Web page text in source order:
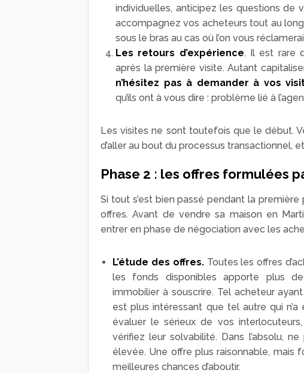
individuelles, anticipez les questions de
accompagnez vos acheteurs tout au
sous le bras au cas où l’on vous
Les retours d’expérience. Il est rare
après la première visite. Autant
n’hésitez pas à demander à vos
qu’ils ont à vous dire : problème lié à
Les visites ne sont toutefois que le début.
d’aller au bout du processus transactionnel,
Phase 2 : les offres formulées
Si tout s’est bien passé pendant la
offres. Avant de vendre sa maison en
entrer en phase de négociation avec les
L’étude des offres.Toutes les offres
les fonds disponibles apporte plus
immobilier à souscrire. Tel acheteur
est plus intéressant que tel autre qui
évaluer le sérieux de vos
vérifiez leur solvabilité. Dans l’absolu,
élevée. Une offre plus raisonnable, mais
meilleures chances d’aboutir.